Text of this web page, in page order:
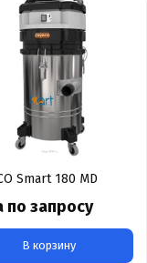
Smart 180 MD
по запросу
В корзину